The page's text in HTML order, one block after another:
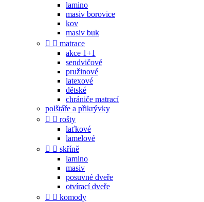
lamino
masiv borovice
kov
masiv buk
  matrace
akce 1+1
sendvičové
pružinové
latexové
dětské
chrániče matrací
polštáře a přikrývky
  rošty
laťkové
lamelové
  skříně
lamino
masiv
posuvné dveře
otvírací dveře
  komody